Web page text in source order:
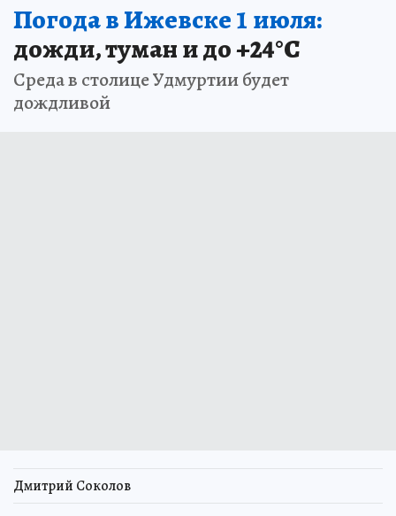
Погода в Ижевске 1 июля:
дожди, туман и до +24°С
Среда в столице Удмуртии будет
дождливой
Дмитрий Соколов